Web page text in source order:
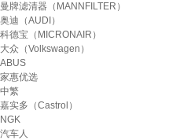
曼牌滤清器（MANNFILTER）
奥迪（AUDI）
科德宝（MICRONAIR）
大众（Volkswagen）
ABUS
家惠优选
中繁
嘉实多（Castrol）
NGK
汽车人